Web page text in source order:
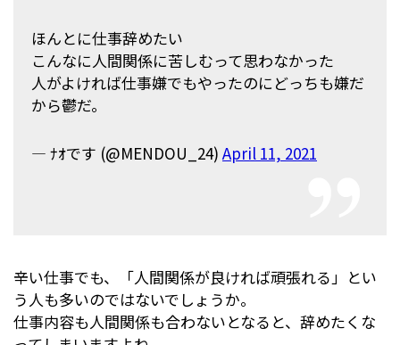
ほんとに仕事辞めたい
こんなに人間関係に苦しむって思わなかった
人がよければ仕事嫌でもやったのにどっちも嫌だ
から鬱だ。
— ﾅｵです (@MENDOU_24) April 11, 2021
辛い仕事でも、「人間関係が良ければ頑張れる」とい
う人も多いのではないでしょうか。
仕事内容も人間関係も合わないとなると、辞めたくな